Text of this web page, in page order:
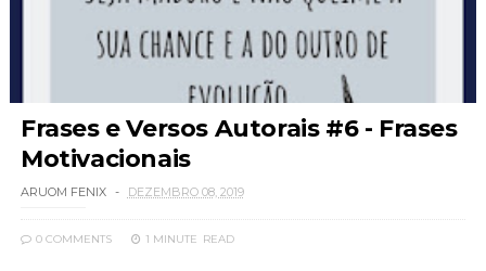
Frases e Versos Autorais #6 - Frases
Motivacionais
ARUOM FENIX DEZEMBRO 08, 2019
0 COMMENTS 1 MINUTE READ